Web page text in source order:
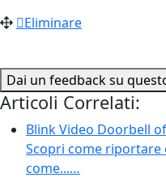
Eliminare
Dai un feedback su
Articoli Correlati:
Blink Video Doorbell
Scopri come riportare
come...…